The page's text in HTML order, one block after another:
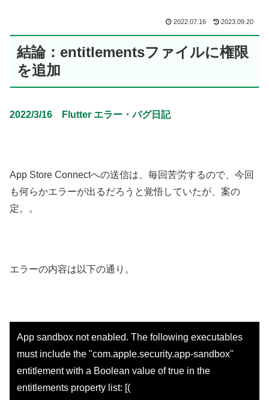
2022.07.16 2023.09.20
結論：entitlementsファイルに権限
を追加
2022/3/16 Flutter エラー・バグ日記
App Store Connectへの送信は、毎回苦労するので、今回
も何らかエラーが出るだろうと覚悟していたが、案の
定。。
エラーの内容は以下の通り。
App sandbox not enabled. The following executables
must include the "com.apple.security.app-sandbox"
entitlement with a Boolean value of true in the
entitlements property list: [(